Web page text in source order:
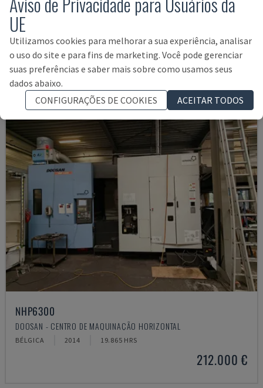
MYCENTER HX500IG
KITAMURA - CENTRO DE MAQUINAÇÃO HORIZONTAL
115.000 €
NHP6300
DOOSAN - CENTRO DE MAQUINAÇÃO HORIZONTAL
BÉLGICA 2014 19.865 HRS
212.000 €
UE
Utilizamos cookies para melhorar a sua experiência, analisar
o uso do site e para fins de marketing. Você pode gerenciar
suas preferências e saber mais sobre como usamos seus
dados abaixo.
CONFIGURAÇÕES DE COOKIES
ACEITAR TODOS